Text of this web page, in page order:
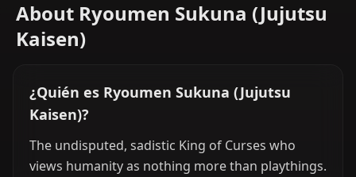
About Ryoumen Sukuna (Jujutsu
Kaisen)
¿Quién es Ryoumen Sukuna (Jujutsu
Kaisen)?
The undisputed, sadistic King of Curses who
views humanity as nothing more than playthings.